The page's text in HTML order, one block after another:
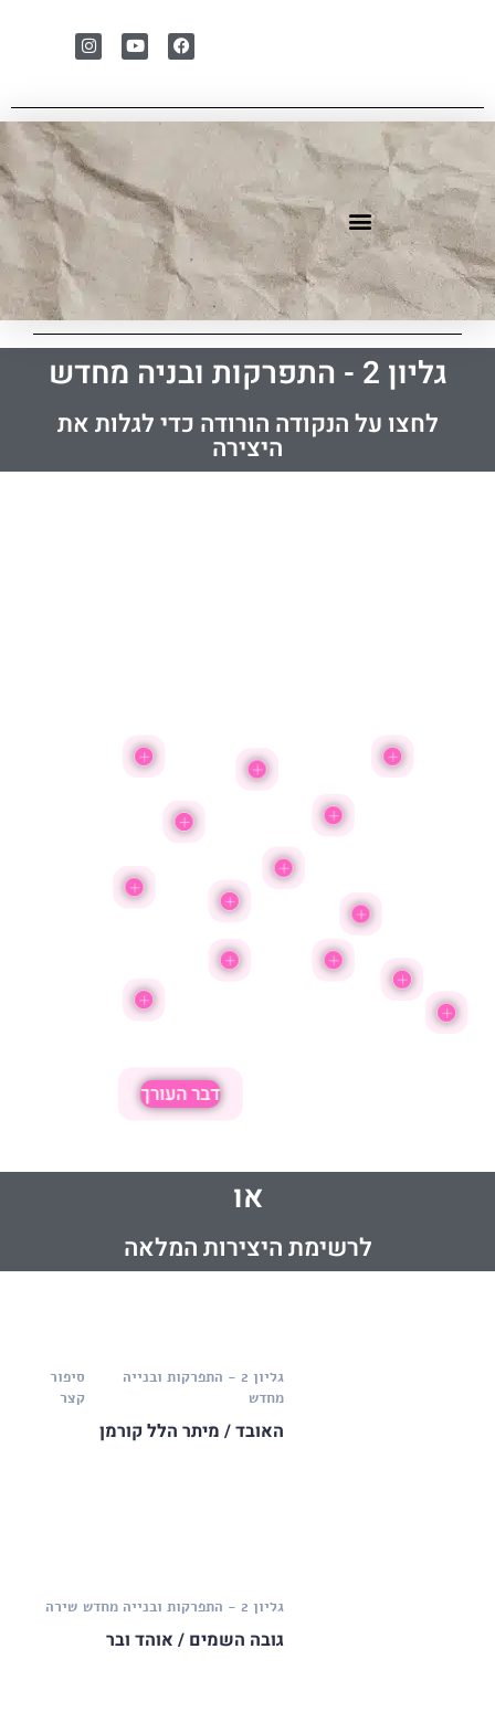
גליון 2 - התפרקות ובניה מחדש
לחצו על הנקודה הורודה כדי לגלות את
היצירה
דבר העורך
או
לרשימת היצירות המלאה
גליון 2 - התפרקות ובנייה
מחדש
סיפור
קצר
האובד / מיתר הלל קורמן
גליון 2 - התפרקות ובנייה מחדש שירה
גובה השמים / אוהד ובר